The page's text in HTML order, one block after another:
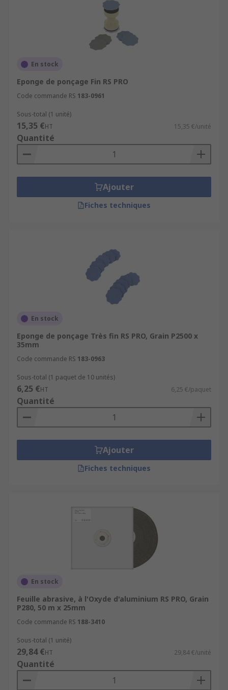
En stock
Eponge de ponçage Fin RS PRO
Code commande RS 183-0961
Sous-total (1 unité)
15,35 €HT 15,35 €/unité
Quantité
Ajouter
Fiches techniques
En stock
Eponge de ponçage Très fin RS PRO, Grain P2500 x
35mm
Code commande RS 183-0963
Sous-total (1 paquet de 10 unités)
6,25 €HT 6,25 €/paquet
Quantité
Ajouter
Fiches techniques
En stock
Feuille abrasive, à l'Oxyde d'aluminium RS PRO, Grain
P280, 50 m x 25mm
Code commande RS 188-3410
Sous-total (1 unité)
29,84 €HT 29,84 €/unité
Quantité